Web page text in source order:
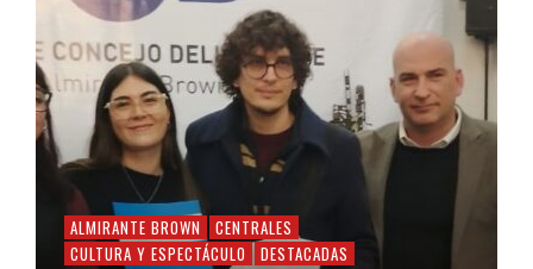
ALMIRANTE BROWN
CENTRALES
CULTURA Y ESPECTÁCULO
DESTACADAS